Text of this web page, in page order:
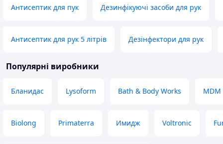
Недоліки
Мокра етикетка
Швидко і якісно
російською
Антисептик для пук Дезинфікуючі засоби для рук
Антисептик для рук 5 літрів Дезінфектори для рук
Популярні виробники
Бланидас Lysoform Bath & Body Works MDM
Biolong Primaterra Имидж Voltronic